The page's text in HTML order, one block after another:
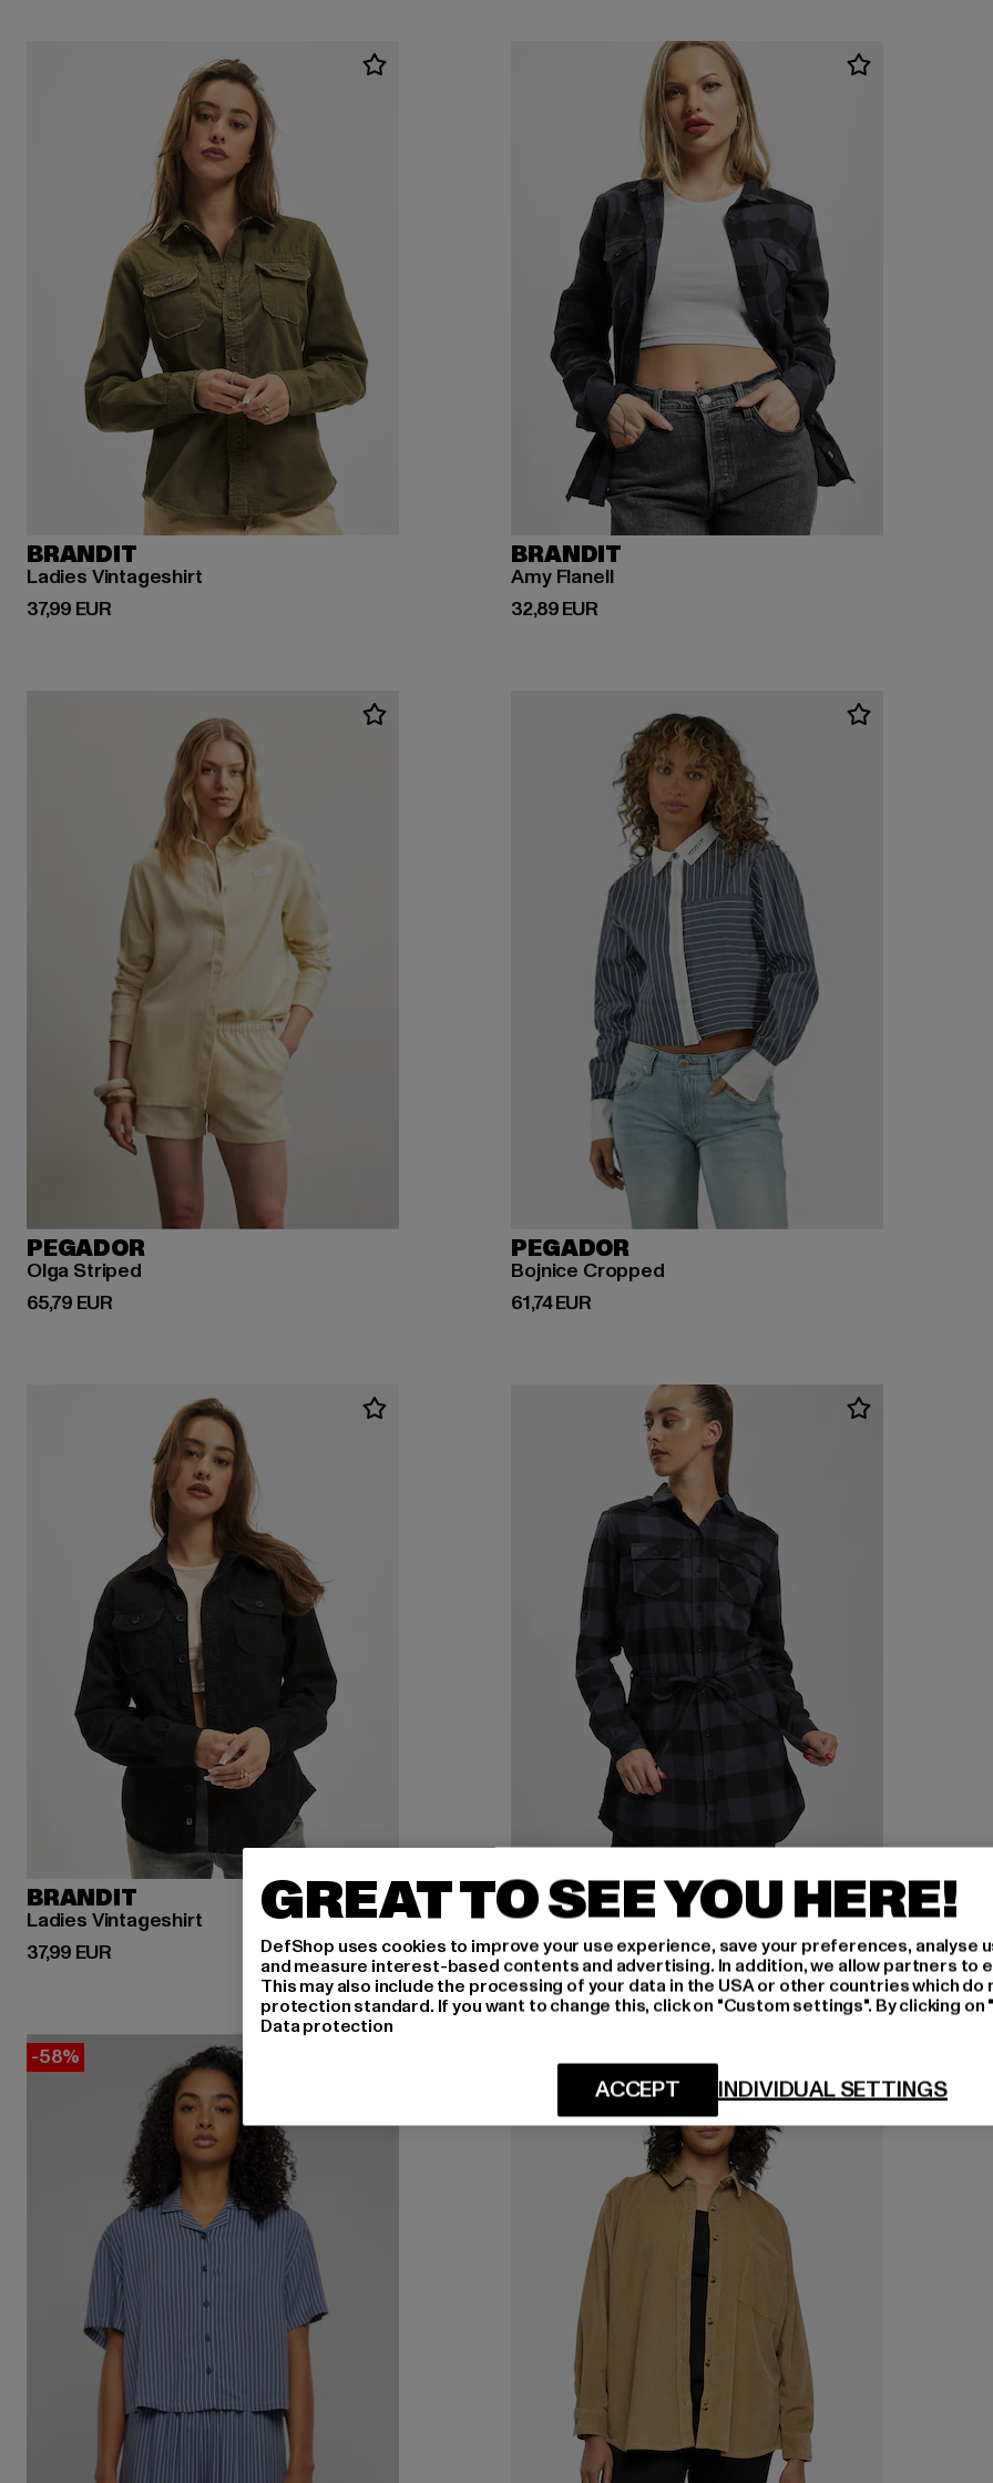
BRANDIT
Ladies Vintageshirt
37,99 EUR
Derzeitiger Preis: 37,99 EUR
BRANDIT
Amy Flanell
32,89 EUR
Derzeitiger Preis: 32,89 EUR
PEGADOR
Olga Striped
65,79 EUR
Derzeitiger Preis: 65,79 EUR
PEGADOR
Bojnice Cropped
61,74 EUR
Derzeitiger Preis: 61,74 EUR
BRANDIT
Ladies Vintageshirt
37,99 EUR
Derzeitiger Preis: 37,99 EUR
BRANDIT
Ladies Long Lucy
37,99 EUR
Derzeitiger Preis: 37,99 EUR
-58% -33%
GREAT TO SEE YOU HERE!
DefShop uses cookies to improve your use experience, save your preferences, analyse
and measure interest-based contents and advertising. In addition, we allow partners to
This may also include the processing of your data in the USA or other countries which do
protection standard. If you want to change this, click on "Custom settings". By clicking
Data protection
INDIVIDUAL SETTINGS
ACCEPT